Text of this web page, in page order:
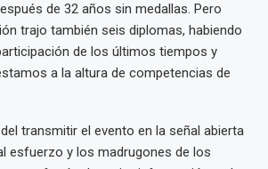
de 32 años sin medallas. Pero
trajo también seis diplomas, habiendo
de los últimos tiempos y
a la altura de competencias de
transmitir el evento en la señal abierta
esfuerzo y los madrugones de los